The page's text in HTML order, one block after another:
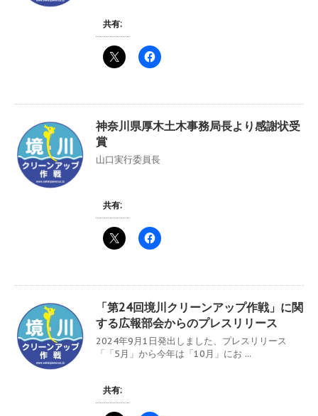
共有:
神奈川県厚木土木事務局長より感謝状受
賞
山口実行委員長
共有:
「第24回境川クリーンアップ作戦」に関
する広報部会からのプレスリリース
2024年9月1日発出しました、プレスリリース
「「5月」から今年は「10月」にお ...
共有: